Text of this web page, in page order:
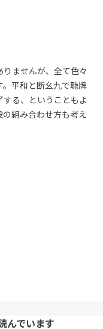
ませんが、全て色々
平和と断幺九で聴牌
る、ということもよ
組み合わせ方も考え
んでいます